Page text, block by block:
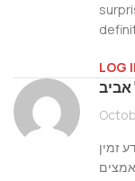
LOG
זמין